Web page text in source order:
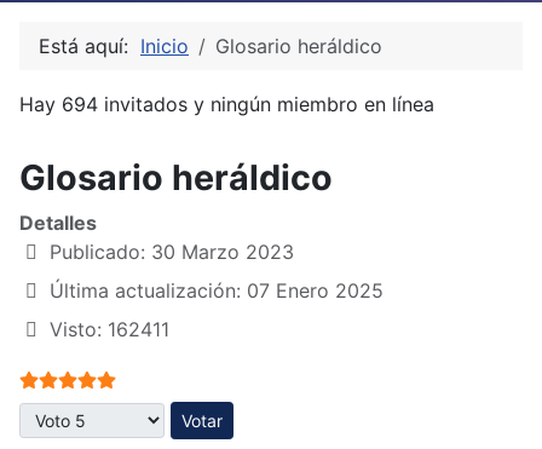
Está aquí: Inicio Glosario heráldico
Hay 694 invitados y ningún miembro en línea
Glosario heráldico
Detalles
Publicado: 30 Marzo 2023
Última actualización: 07 Enero 2025
Visto: 162411
Ratio:5/5
Por favor, vote